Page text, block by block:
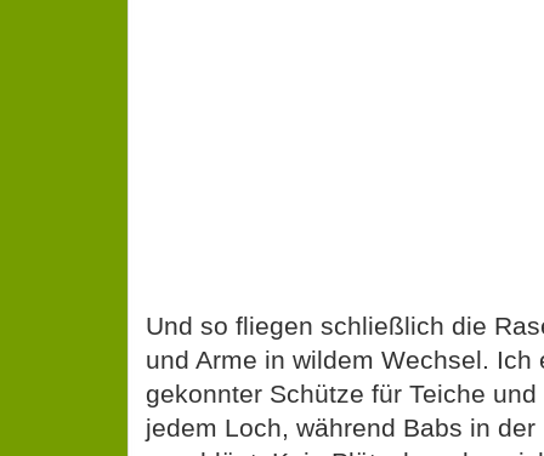
Und so fliegen schließlich die
und Arme in wildem Wechsel. Ich
gekonnter Schütze für Teiche
jedem Loch, während Babs in